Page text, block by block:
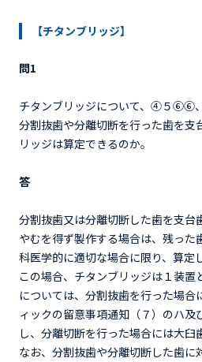
【チタンブリッジ】
問1
チタンブリッジについて、④５
分割抜歯や分離切断を行った歯を支
リッジは算定できるのか。
答
分割抜歯又は分離切断した歯を支台
やむを得ず製作する場合は、残った
科医学的に適切な場合に限り、算定
この場合、チタンブリッジは１装
については、分割抜歯を行った場合
ィックの留意事項通知（７）のハ及
し、分離切断を行った場合には大臼
なお、分割抜歯や分離切断した歯に